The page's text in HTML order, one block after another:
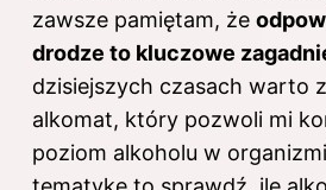
zawsze pamiętam, że
drodze to kluczowe
dzisiejszych czasach warto
alkomat, który pozwoli mi
poziom alkoholu w